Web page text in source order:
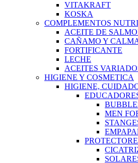
VITAKRAFT
KOSKA
COMPLEMENTOS
ACEITE DE
CAÑAMO Y
FORTIFICANTE
LECHE
ACEITES
HIGIENE Y COSMETICA
HIGIENE,
MEN